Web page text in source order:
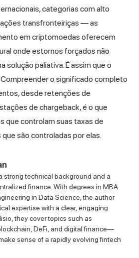
categorias com alto
transfronteiriças — as
em criptomoedas oferecem
onde estornos forçados não
solução paliativa. É assim que o
o significado completo
desde retenções de
de chargeback, é o que
que controlam suas taxas de
são controladas por elas.
strong technical background and a
finance. With degrees in MBA
in Data Science, the author
expertise with a clear, engaging
they cover topics such as
DeFi, and digital finance—
sense of a rapidly evolving fintech